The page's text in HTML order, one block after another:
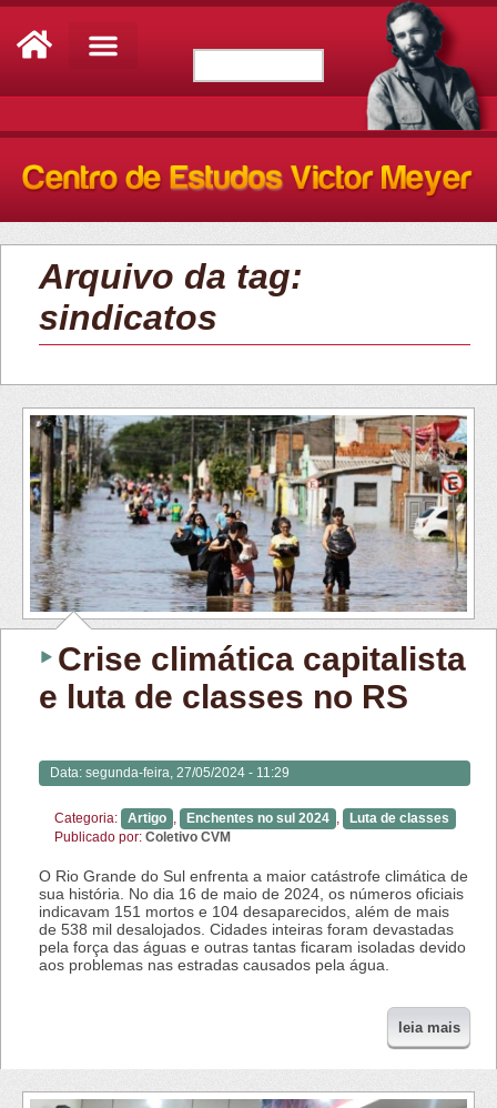
Arquivo da tag:
sindicatos
Crise climática capitalista
e luta de classes no RS
Data: segunda-feira, 27/05/2024 - 11:29
Categoria: Artigo Enchentes no sul 2024
Luta de classes
Publicado por: Coletivo CVM
O Rio Grande do Sul enfrenta a maior catástrofe climática de
sua história. No dia 16 de maio de 2024, os números oficiais
indicavam 151 mortos e 104 desaparecidos, além de mais
de 538 mil desalojados. Cidades inteiras foram devastadas
pela força das águas e outras tantas ficaram isoladas devido
aos problemas nas estradas causados pela água.
leia mais